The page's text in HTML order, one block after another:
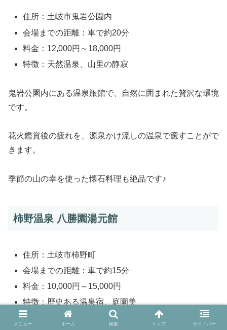
住所：土岐市鬼岩公園内
会場までの距離：車で約20分
料金：12,000円～18,000円
特徴：天然温泉、山里の静寂
鬼岩公園内にある温泉旅館で、自然に囲まれた贅沢な環境
です。
花火鑑賞後の疲れを、源泉かけ流しの温泉で癒すことがで
きます。
季節の山の幸を使った懐石料理も絶品です♪
柿野温泉 八勝園湯元館
住所：土岐市柿野町
会場までの距離：車で約15分
料金：10,000円～15,000円
特徴：歴史ある温泉宿、庭園美
メニュー ホーム 検索 トップ サイドバー